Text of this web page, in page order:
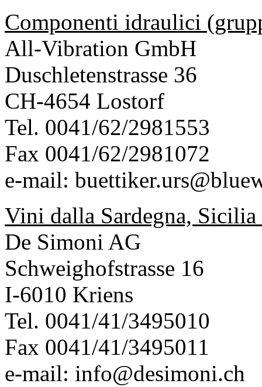
Componenti idraulici
All-Vibration GmbH
Duschletenstrasse 36
CH-4654 Lostorf
Tel. 0041/62/2981553
Fax 0041/62/2981072
e-mail:
Vini dalla Sardegna, Sicilia
De Simoni AG
Schweighofstrasse 16
I-6010 Kriens
Tel. 0041/41/3495010
Fax 0041/41/3495011
e-mail: info@desimoni.ch